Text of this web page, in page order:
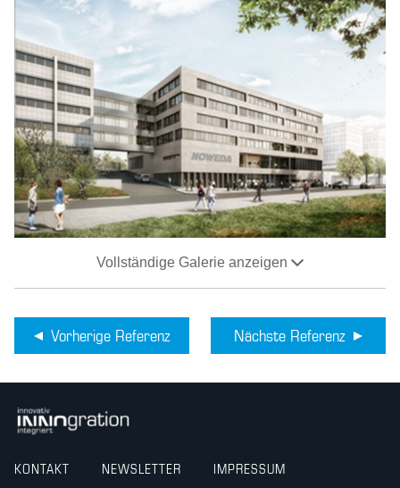
Vollständige Galerie anzeigen
Vorherige Referenz Nächste Referenz
KONTAKT NEWSLETTER IMPRESSUM